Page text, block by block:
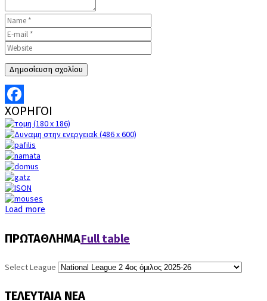
Facebook
ΧΟΡΗΓΟΙ
Load more
ΠΡΩΤΑΘΛΗΜΑFull table
Select League
ΤΕΛΕΥΤΑΙΑ ΝΕΑ